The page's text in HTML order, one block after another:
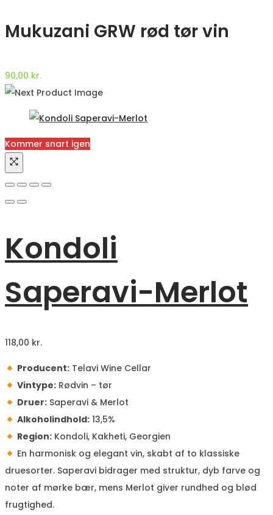
Mukuzani GRW rød tør vin
90,00 kr.
Kommer snart igen
Kondoli
Saperavi-Merlot
118,00 kr.
Producent:Telavi Wine Cellar
Vintype:Rødvin – tør
Druer:Saperavi & Merlot
Alkoholindhold:13,5%
Region:Kondoli, Kakheti, Georgien
En harmonisk og elegant vin, skabt af to klassiske
druesorter. Saperavi bidrager med struktur, dyb farve og
noter af mørke bær, mens Merlot giver rundhed og blød
frugtighed.